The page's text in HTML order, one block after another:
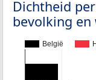
Dichtheid
bevolking en
België